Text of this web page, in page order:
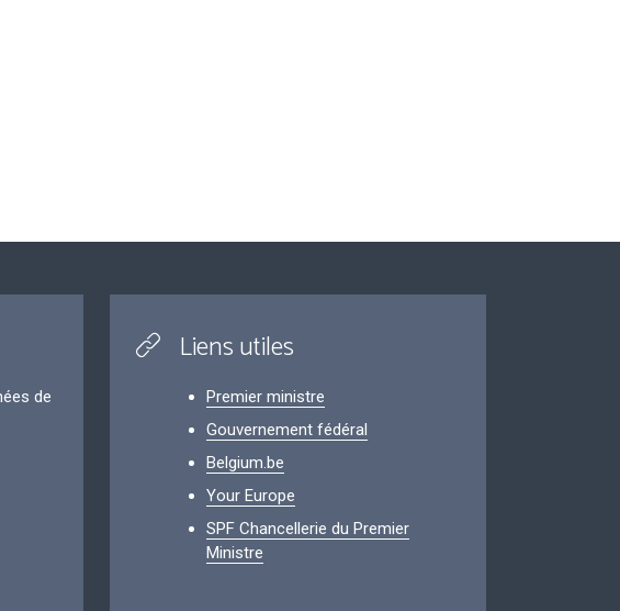
de
Liens utiles
Premier ministre
Gouvernement fédéral
Belgium.be
Your Europe
SPF Chancellerie du Premier
Ministre